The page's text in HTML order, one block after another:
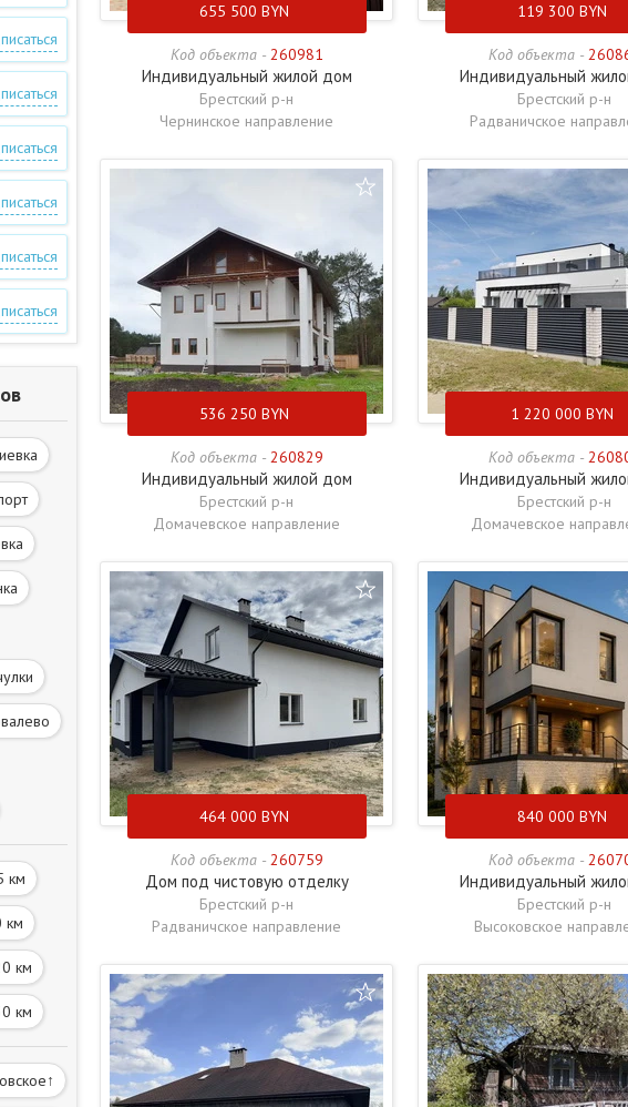
км
км
км
км
655 500 BYN
Код объекта - 260981
Индивидуальный жилой дом
Брестский р-н
Чернинское направление
119 300 BYN
Код объекта -
Индивидуальный
Брестский р-н
Радваничское
536 250 BYN
Код объекта - 260829
Индивидуальный жилой дом
Брестский р-н
Домачевское направление
1 220 000 BYN
Код объекта -
Индивидуальный
Брестский р-н
Домачевское
464 000 BYN
Код объекта - 260759
Дом под чистовую отделку
Брестский р-н
Радваничское направление
840 000 BYN
Код объекта -
Индивидуальный
Брестский р-н
Высоковское